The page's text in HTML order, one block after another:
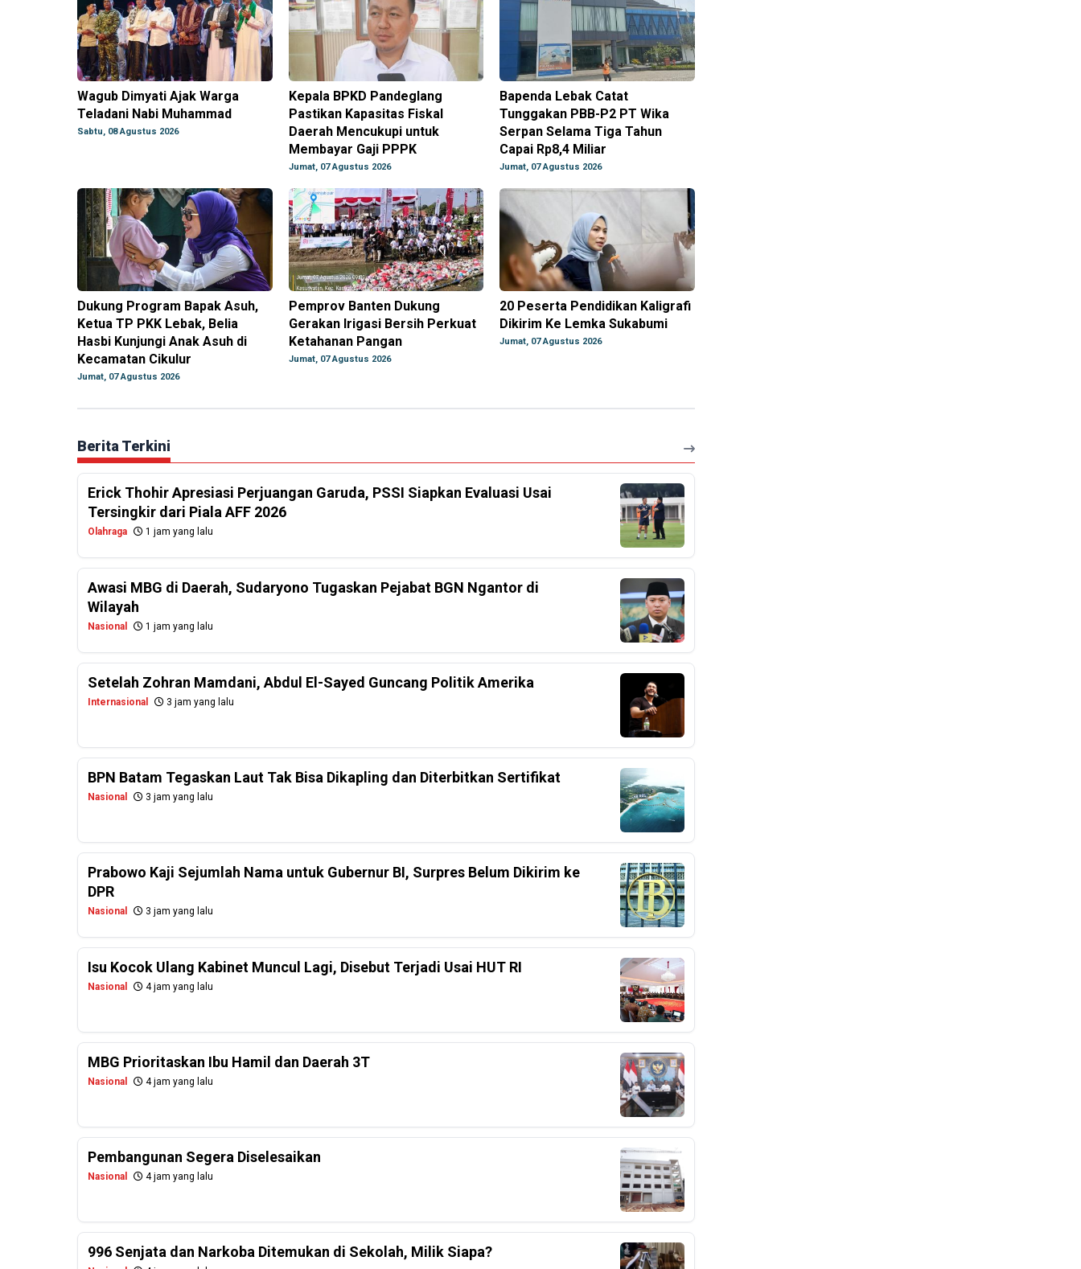
Wagub Dimyati Ajak Warga
Teladani Nabi Muhammad
Sabtu, 08 Agustus 2026
Kepala BPKD Pandeglang
Pastikan Kapasitas Fiskal
Daerah Mencukupi untuk
Membayar Gaji PPPK
Jumat, 07 Agustus 2026
Bapenda Lebak Catat
Tunggakan PBB-P2 PT Wika
Serpan Selama Tiga Tahun
Capai Rp8,4 Miliar
Jumat, 07 Agustus 2026
Dukung Program Bapak Asuh,
Ketua TP PKK Lebak, Belia
Hasbi Kunjungi Anak Asuh di
Kecamatan Cikulur
Jumat, 07 Agustus 2026
Pemprov Banten Dukung
Gerakan Irigasi Bersih Perkuat
Ketahanan Pangan
Jumat, 07 Agustus 2026
20 Peserta Pendidikan Kaligrafi
Dikirim Ke Lemka Sukabumi
Jumat, 07 Agustus 2026
Berita Terkini
Erick Thohir Apresiasi Perjuangan Garuda, PSSI Siapkan Evaluasi Usai
Tersingkir dari Piala AFF 2026
Olahraga 1 jam yang lalu
Awasi MBG di Daerah, Sudaryono Tugaskan Pejabat BGN Ngantor di
Wilayah
Nasional 1 jam yang lalu
Setelah Zohran Mamdani, Abdul El-Sayed Guncang Politik Amerika
Internasional 3 jam yang lalu
BPN Batam Tegaskan Laut Tak Bisa Dikapling dan Diterbitkan Sertifikat
Nasional 3 jam yang lalu
Prabowo Kaji Sejumlah Nama untuk Gubernur BI, Surpres Belum Dikirim ke
DPR
Nasional 3 jam yang lalu
Isu Kocok Ulang Kabinet Muncul Lagi, Disebut Terjadi Usai HUT RI
Nasional 4 jam yang lalu
MBG Prioritaskan Ibu Hamil dan Daerah 3T
Nasional 4 jam yang lalu
Pembangunan Segera Diselesaikan
Nasional 4 jam yang lalu
996 Senjata dan Narkoba Ditemukan di Sekolah, Milik Siapa?